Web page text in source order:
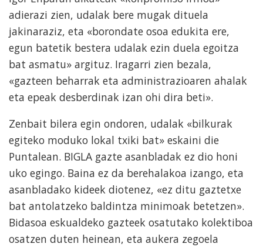
adierazi zien, udalak bere mugak dituela
jakinaraziz, eta «borondate osoa edukita ere,
egun batetik bestera udalak ezin duela egoitza
bat asmatu» argituz. Iragarri zien bezala,
«gazteen beharrak eta administrazioaren ahalak
eta epeak desberdinak izan ohi dira beti».
Zenbait bilera egin ondoren, udalak «bilkurak
egiteko moduko lokal txiki bat» eskaini die
Puntalean. BIGLA gazte asanbladak ez dio honi
uko egingo. Baina ez da berehalakoa izango, eta
asanbladako kideek diotenez, «ez ditu gaztetxe
bat antolatzeko baldintza minimoak betetzen».
Bidasoa eskualdeko gazteek osatutako kolektiboa
osatzen duten heinean, eta aukera zegoela